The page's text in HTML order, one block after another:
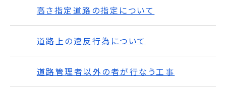
高さ指定道路の指定について
道路上の違反行為について
道路管理者以外の者が行なう工事